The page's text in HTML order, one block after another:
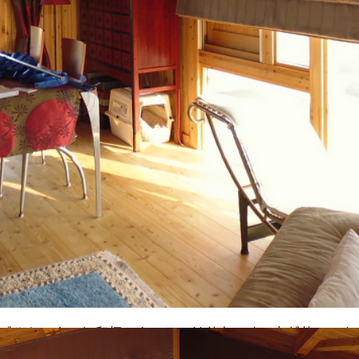
ルセンターと和柄のカーテンは共布です。赤が効いてま